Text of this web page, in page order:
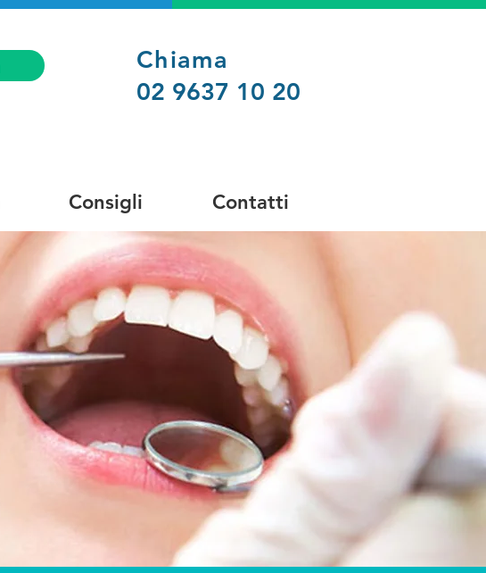
Chiama
02 9637 10 20
Consigli Contatti